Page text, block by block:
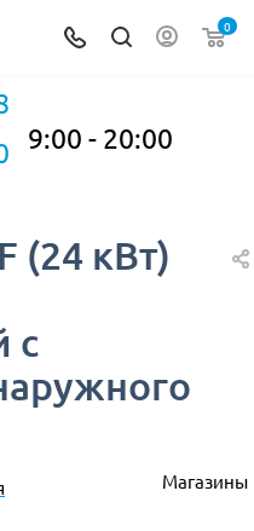
0
9:00 - 20:00
(24 кВт)
с
Магазины